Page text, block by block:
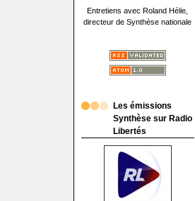
Entretiens avec Roland Hélie,
directeur de Synthèse nationale
Les émissions
Synthèse sur Radio
Libertés